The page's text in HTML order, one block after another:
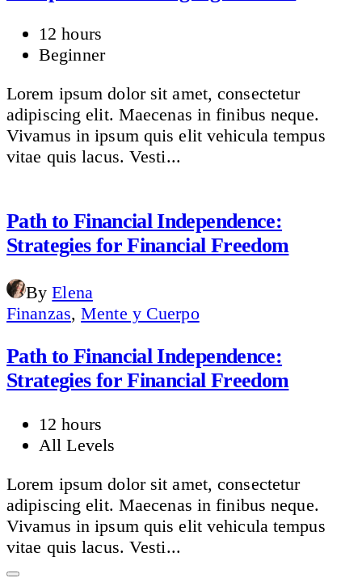
12 hours
Beginner
Lorem ipsum dolor sit amet, consectetur
adipiscing elit. Maecenas in finibus neque.
Vivamus in ipsum quis elit vehicula tempus
vitae quis lacus. Vesti...
Path to Financial Independence:
Strategies for Financial Freedom
By Elena
Finanzas,Mente y Cuerpo
Path to Financial Independence:
Strategies for Financial Freedom
12 hours
All Levels
Lorem ipsum dolor sit amet, consectetur
adipiscing elit. Maecenas in finibus neque.
Vivamus in ipsum quis elit vehicula tempus
vitae quis lacus. Vesti...